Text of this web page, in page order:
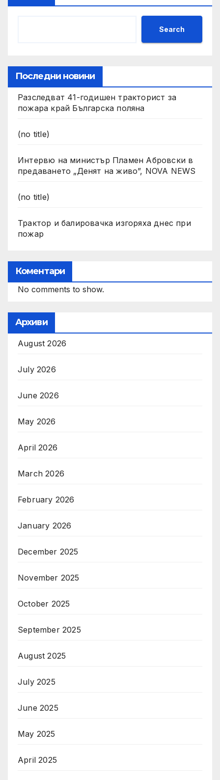
Search
Последни новини
Разследват 41-годишен тракторист за
пожара край Българска поляна
(no title)
Интервю на министър Пламен Абровски в
предаването „Денят на живо”, NOVA NEWS
(no title)
Трактор и балировачка изгоряха днес при
пожар
Коментари
No comments to show.
Архиви
August 2026
July 2026
June 2026
May 2026
April 2026
March 2026
February 2026
January 2026
December 2025
November 2025
October 2025
September 2025
August 2025
July 2025
June 2025
May 2025
April 2025